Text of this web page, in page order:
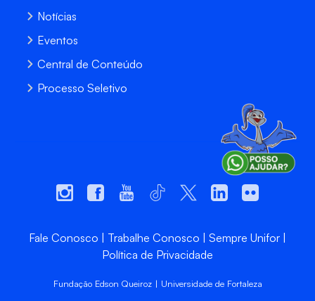
Notícias
Eventos
Central de Conteúdo
Processo Seletivo
Fale Conosco Trabalhe Conosco
Sempre Unifor
Política de Privacidade
Fundação Edson Queiroz | Universidade de Fortaleza